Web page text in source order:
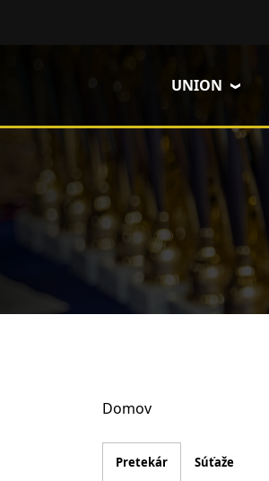
UNION
Domov
Pretekár Súťaže